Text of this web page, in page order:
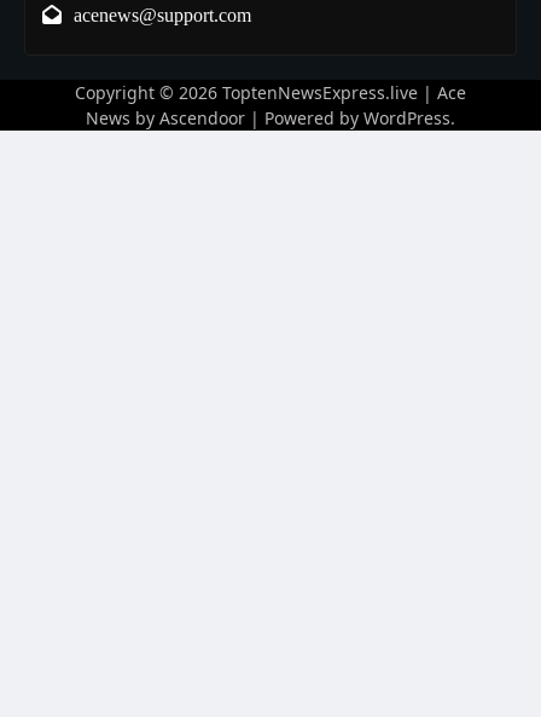
acenews@support.com
Copyright © 2026 ToptenNewsExpress.live | Ace
News by Ascendoor | Powered by WordPress.